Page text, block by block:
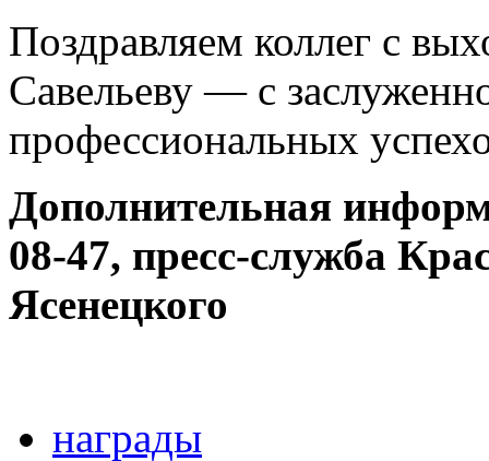
Поздравляем коллег с
Савельеву — с
профессиональных
Дополнительная
08-47, пресс-служба
Ясенецкого
награды